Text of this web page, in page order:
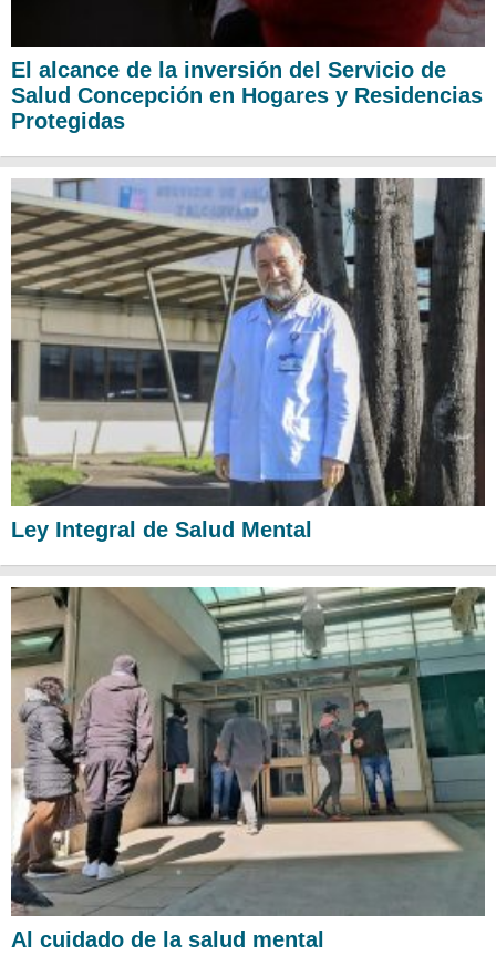
El alcance de la inversión del Servicio de
Salud Concepción en Hogares y Residencias
Protegidas
Ley Integral de Salud Mental
Al cuidado de la salud mental